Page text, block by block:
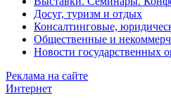
Досуг, туризм и отдых
Консалтинговые,
Общественные и
Новости государственных
Реклама на сайте
Интернет